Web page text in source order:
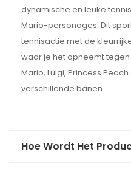
dynamische en leuke
Mario-personages. Dit
tennisactie met de
waar je het opneemt
Mario, Luigi, Princess
verschillende banen.
Hoe Wordt Het